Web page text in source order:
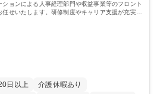
ョンによる人事経理部門や収益事業等のフロント
せいたします。研修制度やキャリア支援が充実し
日以上
介護休暇あり